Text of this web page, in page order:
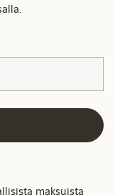
maksuista